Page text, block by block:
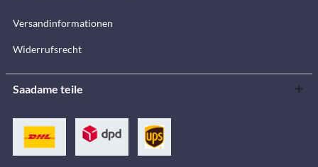
Versandinformationen
Widerrufsrecht
Saadame teile